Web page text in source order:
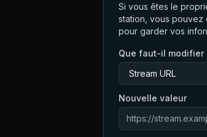
Si vous êtes le
station, vous pouvez
pour garder vos
Que faut-il modifier
Nouvelle valeur